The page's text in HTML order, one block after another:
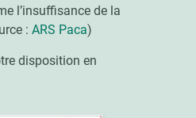
l’insuffisance de la
: ARS Paca)
disposition en